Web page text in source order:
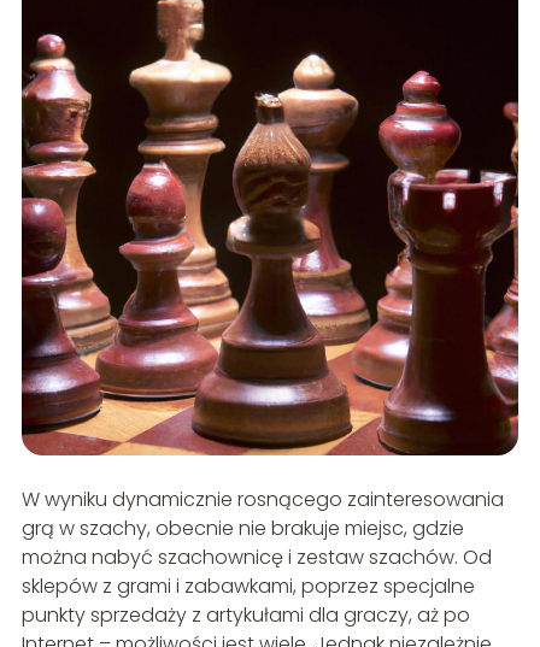
W wyniku dynamicznie rosnącego zainteresowania
grą w szachy, obecnie nie brakuje miejsc, gdzie
można nabyć szachownicę i zestaw szachów. Od
sklepów z grami i zabawkami, poprzez specjalne
punkty sprzedaży z artykułami dla graczy, aż po